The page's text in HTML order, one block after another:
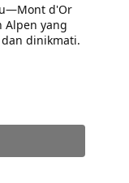
d'Or
Alpen yang
dinikmati.